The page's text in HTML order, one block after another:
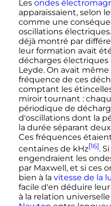
Les ondes
apparaissaient, selon
comme une
oscillations électriques.
déjà montré par
leur formation avait
décharges
Leyde. On avait
fréquence de ces
comptant les
miroir tournant :
périodique de
d'oscillations dont la
la durée séparant
Ces fréquences
centaines de kHz[16].
engendraient les
par Maxwell, et si ces
bien à la vitesse de la
facile d'en déduire leur
à la relation